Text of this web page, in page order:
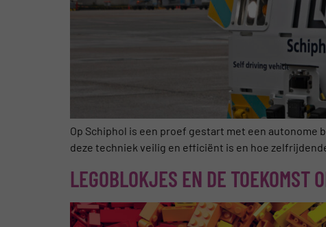
Op Schiphol is een proef gestart met een
deze techniek veilig en efficiënt is en hoe
LEGOBLOKJES EN DE TOEKOMST